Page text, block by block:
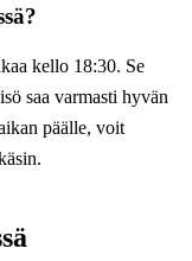
kello 18:30. Se
saa varmasti hyvän
päälle, voit